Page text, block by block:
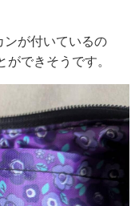
ンが付いているの
できそうです。